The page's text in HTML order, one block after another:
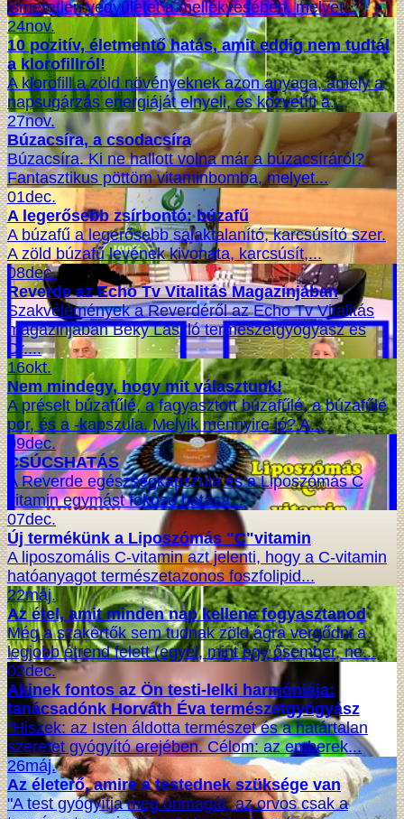
ismeretlen vegyületet a mellékvesében, melyet...
24nov.
10 pozitív, életmentő hatás, amit eddig nem tudtál
a klorofillról!
A klorofill a zöld növényeknek azon anyaga, amely a
napsugárzás energiáját elnyeli, és közvetíti a...
27nov.
Búzacsíra, a csodacsíra
Búzacsíra. Ki ne hallott volna már a búzacsíráról?
Fantasztikus pöttöm vitaminbomba, melyet...
01dec.
A legerősebb zsírbontó: búzafű
A búzafű a legerősebb salaktalanító, karcsúsító szer.
A zöld búzafű levének kivonata, karcsúsít,...
08dec.
Reverde az Echo Tv Vitalitás Magazinjában
Szakvélemények a Reverdéről az Echo Tv Vitalitás
magazinjában Béky László természetgyógyász és
Dr....
16okt.
Nem mindegy, hogy mit választunk!
A préselt búzafűlé, a fagyasztott búzafűlé, a búzafűlé
por, és a -kapszula. Melyik mennyire jó? A...
09dec.
CSÚCSHATÁS
A Reverde egészségkapszula és a Liposzómás C
vitamin egymást fokozó hatása...
07dec.
Új termékünk a Liposzómás "C"vitamin
A liposzomális C-vitamin azt jelenti, hogy a C-vitamin
hatóanyagot természetazonos foszfolipid...
22máj.
Az étel, amit minden nap kellene fogyasztanod
Még a szakértők sem tudnak zöld ágra vergődni a
legjobb étrend felett (egyél, mint egy ősember, ne...
02dec.
Akinek fontos az Ön testi-lelki harmóniája:
tanácsadónk Horváth Éva természetgyógyász
"Hiszek: az Isten áldotta természet és a határtalan
szeretet gyógyító erejében. Célom: az emberek...
26máj.
Az életerő, amire a testednek szüksége van
"A test gyógyítja meg önmagát, az orvos csak a